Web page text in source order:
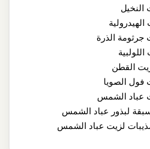
النخيل
جرثومة الذرة
القطن
فول الصويا
عباد الشمس
لبذور عباد الشمس
لزيت عباد الشمس